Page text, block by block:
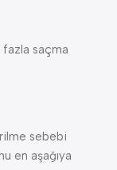
fazla saçma
sebebi
en aşağıya